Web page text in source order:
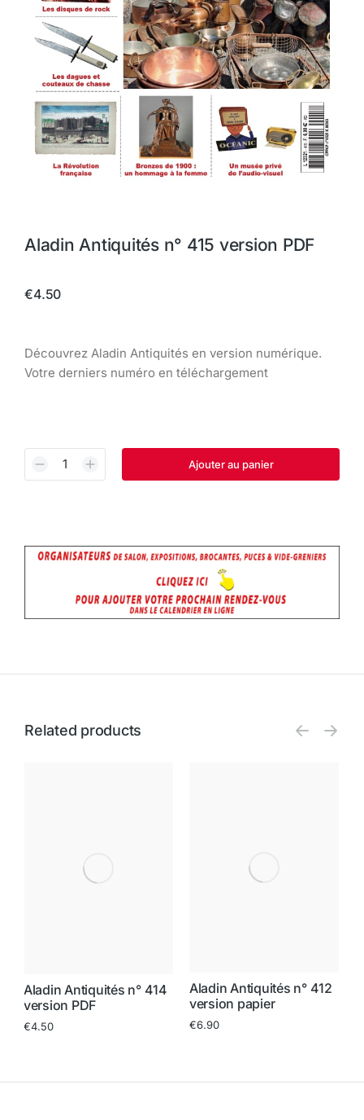
Aladin Antiquités n° 415 version PDF
€4.50
Découvrez Aladin Antiquités en version numérique.
Votre derniers numéro en téléchargement
Ajouter au panier
Related products
Aladin Antiquités n° 414
version PDF
€4.50
Aladin Antiquités n° 412
version papier
€6.90